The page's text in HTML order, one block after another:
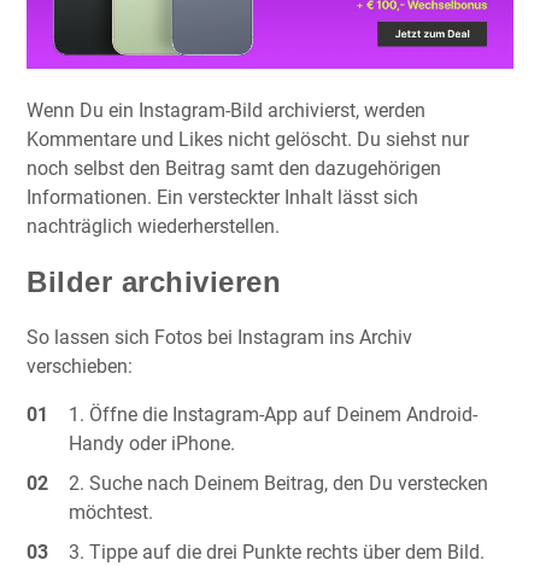
Wenn Du ein Instagram-Bild archivierst, werden
Kommentare und Likes nicht gelöscht. Du siehst nur
noch selbst den Beitrag samt den dazugehörigen
Informationen. Ein versteckter Inhalt lässt sich
nachträglich wiederherstellen.
Bilder archivieren
So lassen sich Fotos bei Instagram ins Archiv
verschieben:
Öffne die Instagram-App auf Deinem Android-
Handy oder iPhone.
Suche nach Deinem Beitrag, den Du verstecken
möchtest.
Tippe auf die drei Punkte rechts über dem Bild.